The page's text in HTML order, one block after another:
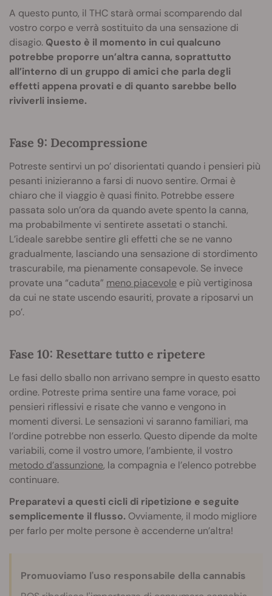
A questo punto, il THC starà ormai scomparendo dal
vostro corpo e verrà sostituito da una sensazione di
disagio. Questo è il momento in cui qualcuno
potrebbe proporre un’altra canna, soprattutto
all’interno di un gruppo di amici che parla degli
effetti appena provati e di quanto sarebbe bello
riviverli insieme.
Fase 9: Decompressione
Potreste sentirvi un po’ disorientati quando i pensieri più
pesanti inizieranno a farsi di nuovo sentire. Ormai è
chiaro che il viaggio è quasi finito. Potrebbe essere
passata solo un’ora da quando avete spento la canna,
ma probabilmente vi sentirete assetati o stanchi.
L’ideale sarebbe sentire gli effetti che se ne vanno
gradualmente, lasciando una sensazione di stordimento
trascurabile, ma pienamente consapevole. Se invece
provate una “caduta” meno piacevole e più vertiginosa
da cui ne state uscendo esauriti, provate a riposarvi un
po’.
Fase 10: Resettare tutto e ripetere
Le fasi dello sballo non arrivano sempre in questo esatto
ordine. Potreste prima sentire una fame vorace, poi
pensieri riflessivi e risate che vanno e vengono in
momenti diversi. Le sensazioni vi saranno familiari, ma
l’ordine potrebbe non esserlo. Questo dipende da molte
variabili, come il vostro umore, l’ambiente, il vostro
metodo d’assunzione, la compagnia e l’elenco potrebbe
continuare.
Preparatevi a questi cicli di ripetizione e seguite
semplicemente il flusso. Ovviamente, il modo migliore
per farlo per molte persone è accenderne un’altra!
Promuoviamo l'uso responsabile della cannabis